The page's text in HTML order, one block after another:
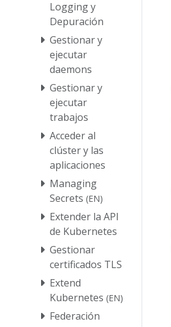
Logging y
Depuración
Gestionar y
ejecutar
daemons
Gestionar y
ejecutar
trabajos
Acceder al
clúster y las
aplicaciones
Managing
Secrets (EN)
Extender la API
de Kubernetes
Gestionar
certificados TLS
Extend
Kubernetes (EN)
Federación